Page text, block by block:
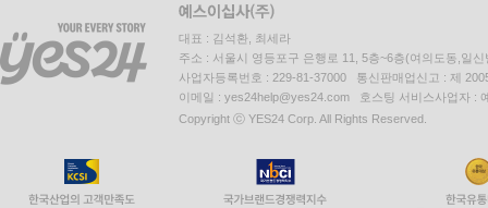
대표 : 김석환, 최세라
주소 : 서울시 영등포구 은행로 11, 5층~6층(여의도동,일신
사업자등록번호 : 229-81-37000 통신판매업신고 : 제
이메일 : yes24help@yes24.com 호스팅 서비스사업자 :
Copyright ⓒ YES24 Corp. All Rights Reserved.